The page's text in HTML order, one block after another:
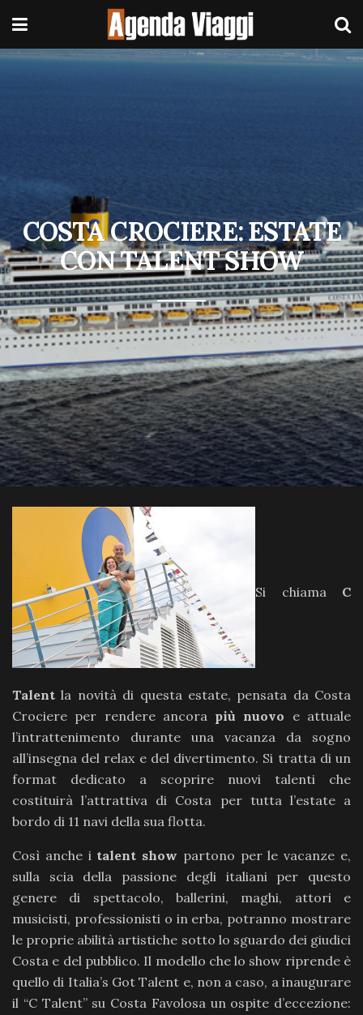
COSTA CROCIERE: ESTATE
CON TALENT SHOW
Si chiama C
Talent la novità di questa estate, pensata da Costa
Crociere per rendere ancora più nuovo e attuale
l’intrattenimento durante una vacanza da sogno
all’insegna del relax e del divertimento. Si tratta di un
format dedicato a scoprire nuovi talenti che
costituirà l’attrattiva di Costa per tutta l’estate a
bordo di 11 navi della sua flotta.
Così anche i talent show partono per le vacanze e,
sulla scia della passione degli italiani per questo
genere di spettacolo, ballerini, maghi, attori e
musicisti, professionisti o in erba, potranno mostrare
le proprie abilità artistiche sotto lo sguardo dei giudici
Costa e del pubblico. Il modello che lo show riprende è
quello di Italia’s Got Talent e, non a caso, a inaugurare
il “C Talent” su Costa Favolosa un ospite d’eccezione: